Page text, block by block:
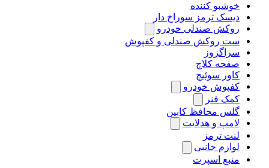
خوشبو کننده
دیسک ترمز سوراخ دار
روکش صندلی خودرو
ست روکش صندلی و کفپوش
سراگزوز
صفحه کلاچ
کاور سوئیچ
کفپوش خودرو
کمک فنر
گلس محافظ کابین
لامپ و هدلایت
لنت ترمز
لوازم جانبی
منبع اسپرت